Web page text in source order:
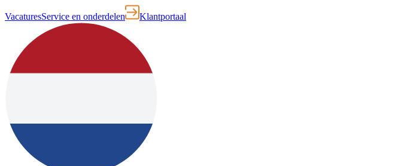
VacaturesService en onderdelen Klantportaal